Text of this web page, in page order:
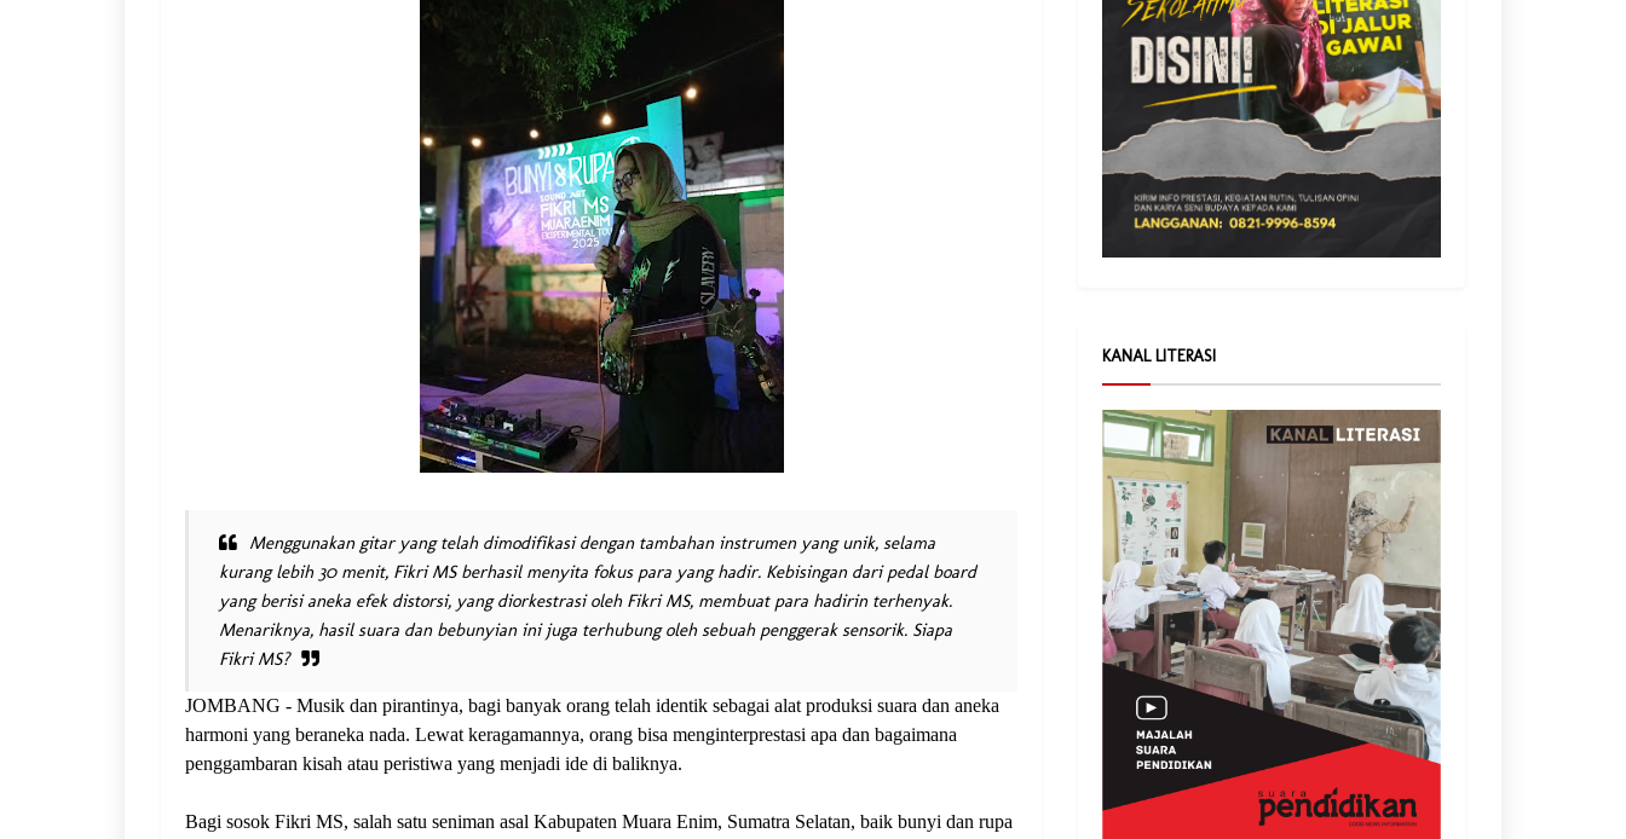
Menggunakan gitar yang telah dimodifikasi dengan tambahan instrumen yang unik, selama
kurang lebih 30 menit, Fikri MS berhasil menyita fokus para yang hadir. Kebisingan dari pedal board
yang berisi aneka efek distorsi, yang diorkestrasi oleh Fikri MS, membuat para hadirin terhenyak.
Menariknya, hasil suara dan bebunyian ini juga terhubung oleh sebuah penggerak sensorik. Siapa
Fikri MS?
JOMBANG - Musik dan pirantinya, bagi banyak orang telah identik sebagai alat produksi suara dan aneka
harmoni yang beraneka nada. Lewat keragamannya, orang bisa menginterprestasi apa dan bagaimana
penggambaran kisah atau peristiwa yang menjadi ide di baliknya.
Bagi sosok Fikri MS, salah satu seniman asal Kabupaten Muara Enim, Sumatra Selatan, baik bunyi dan rupa
KANAL LITERASI